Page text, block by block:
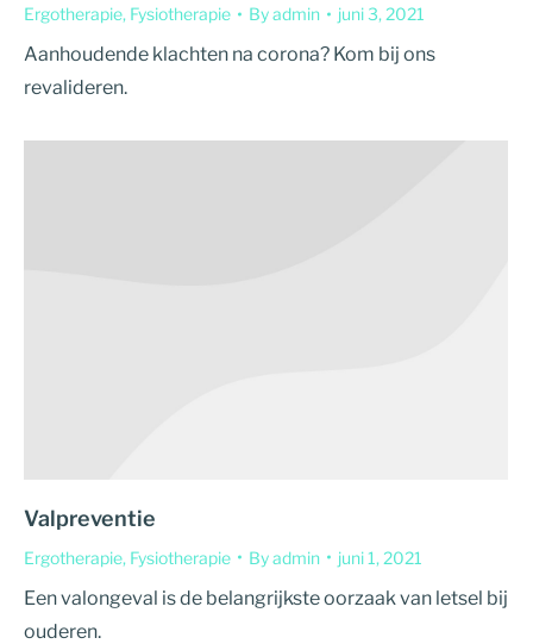
Ergotherapie, Fysiotherapie Byadmin juni 3, 2021
Aanhoudende klachten na corona? Kom bij ons
revalideren.
Valpreventie
Ergotherapie, Fysiotherapie Byadmin juni 1, 2021
Een valongeval is de belangrijkste oorzaak van letsel bij
ouderen.